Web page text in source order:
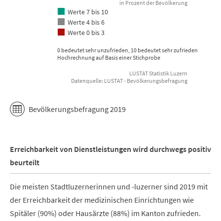
0 bedeutet sehr unzufrieden, 10 bedeutet sehr zufrieden
Hochrechnung auf Basis einer Stichprobe
in Prozent der Bevölkerung
Werte 7 bis 10
Werte 4 bis 6
Werte 0 bis 3
LUSTAT Statistik Luzern
Datenquelle: LUSTAT - Bevölkerungsbefragung
Bevölkerungsbefragung 2019
Erreichbarkeit von Dienstleistungen wird durchwegs positiv
beurteilt
Die meisten Stadtluzernerinnen und -luzerner sind 2019 mit
der Erreichbarkeit der medizinischen Einrichtungen wie
Spitäler (90%) oder Hausärzte (88%) im Kanton zufrieden.